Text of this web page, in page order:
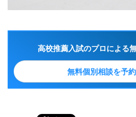
高校推薦入試のプロによる
無料個別相談を予